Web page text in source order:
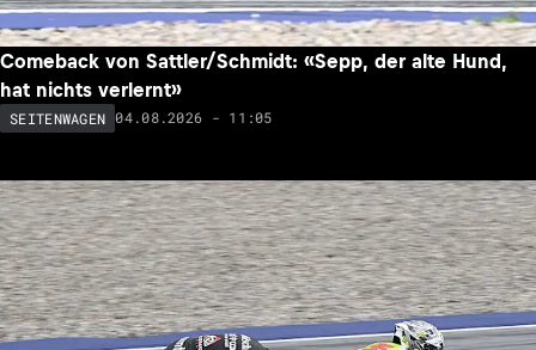
Comeback von Sattler/Schmidt: «Sepp, der alte Hund,
hat nichts verlernt»
SEITENWAGEN 04.08.2026 - 11:05